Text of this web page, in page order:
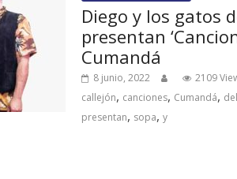
Diego y los gatos
presentan
Cumandá
8 junio, 2022 2109
callejón, canciones, Cumandá, del
presentan, sopa, y